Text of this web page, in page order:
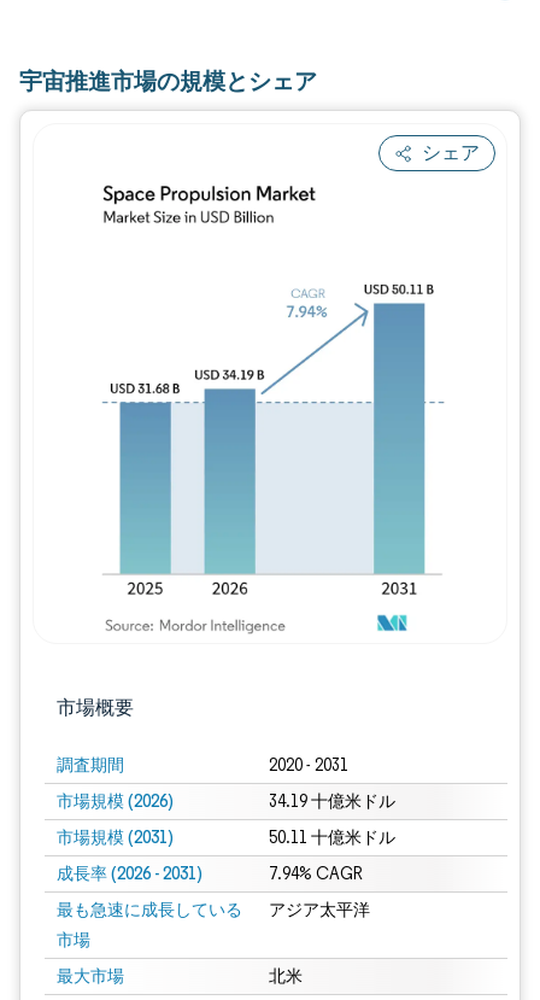
宇宙推進市場の規模とシェア
シェア
市場概要
調査期間 2020 - 2031
市場規模 (2026) 34.19 十億米ドル
市場規模 (2031) 50.11 十億米ドル
成長率 (2026 - 2031) 7.94% CAGR
最も急速に成長している
市場
アジア太平洋
最大市場 北米